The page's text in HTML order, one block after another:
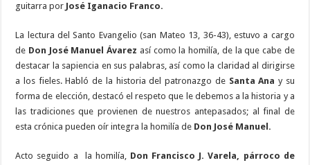
guitarra por José Iganacio Franco.
La lectura del Santo Evangelio (san Mateo 13, 36-43), estuvo a cargo
de Don José Manuel Ávarez así como la homilía, de la que cabe de
destacar la sapiencia en sus palabras, así como la claridad al dirigirse
a los fieles. Habló de la historia del patronazgo de Santa Ana y su
forma de elección, destacó el respeto que le debemos a la historia y a
las tradiciones que provienen de nuestros antepasados; al final de
esta crónica pueden oír integra la homilía de Don José Manuel.
Acto seguido a la homilía, Don Francisco J. Varela, párroco de